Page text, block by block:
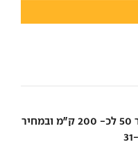
פאג'רו דיזל היברידי נטען עם מצבר 50 לכ- 200 ק"מ ובמחיר